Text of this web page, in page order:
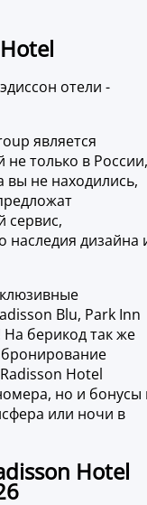
отели -
является
только в России,
не находились,
сервис,
наследия дизайна
Blu, Park Inn
На берикод так же
Hotel
но и бонусы
или ночи в
Hotel